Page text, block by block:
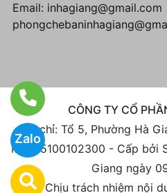
Zalo
Email: inhagiang@gmail.com
CÔNG TY CỔ
Địa chỉ: Tổ 5, Phường Hà
MST: 5100102300 - Cấp bởi
Giang ngày
Chịu trách nhiệm nội